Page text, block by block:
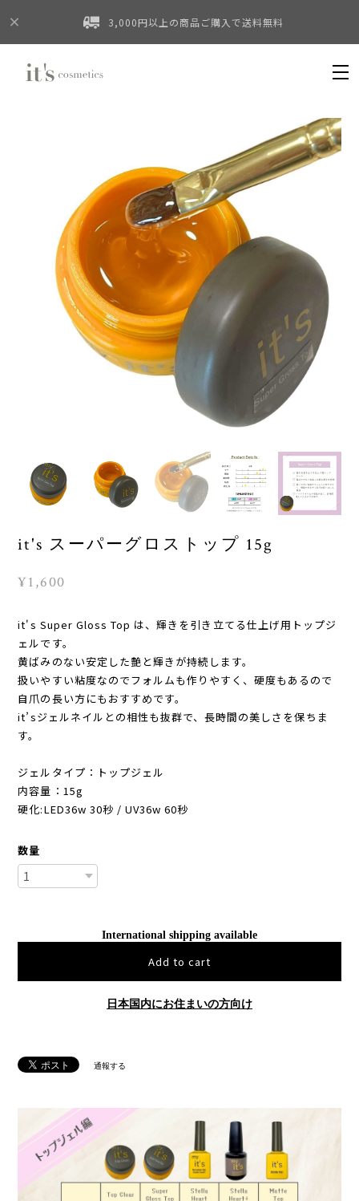
3,000円以上の商品ご購入で送料無料
it's スーパーグロストップ 15g
¥1,600
it's Super Gloss Top は、輝きを引き立てる仕上げ用トップジ
ェルです。
黄ばみのない安定した艶と輝きが持続します。
扱いやすい粘度なのでフォルムも作りやすく、硬度もあるので
自爪の長い方にもおすすめです。
it’sジェルネイルとの相性も抜群で、長時間の美しさを保ちま
す。
ジェルタイプ：トップジェル
内容量：15g
硬化:LED36w 30秒 / UV36w 60秒
数量
International shipping available
Add to cart
日本国内にお住まいの方向け
通報する